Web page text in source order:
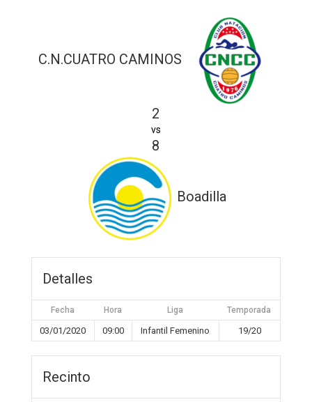
C.N.CUATRO CAMINOS
2
vs
8
Boadilla
Detalles
Fecha Hora Liga Temporada
03/01/2020 09:00 Infantil Femenino 19/20
Recinto